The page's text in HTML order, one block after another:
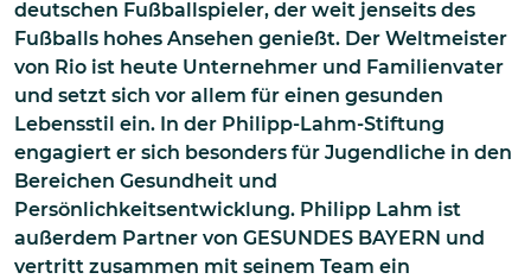
deutschen Fußballspieler, der weit jenseits des
Fußballs hohes Ansehen genießt. Der Weltmeister
von Rio ist heute Unternehmer und Familienvater
und setzt sich vor allem für einen gesunden
Lebensstil ein. In der Philipp-Lahm-Stiftung
engagiert er sich besonders für Jugendliche in den
Bereichen Gesundheit und
Persönlichkeitsentwicklung. Philipp Lahm ist
außerdem Partner von GESUNDES BAYERN und
vertritt zusammen mit seinem Team ein